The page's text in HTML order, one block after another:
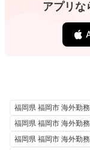
アプリな
福岡県 福岡市 海外勤
福岡県 福岡市 海外勤
福岡県 福岡市 海外勤